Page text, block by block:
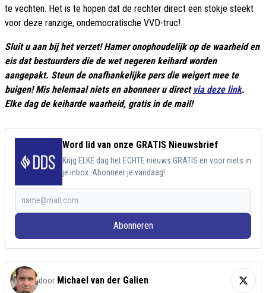
te vechten. Het is te hopen dat de rechter direct een stokje steekt
voor deze ranzige, ondemocratische VVD-truc!
Sluit u aan bij het verzet! Hamer onophoudelijk op de waarheid en
eis dat bestuurders die de wet negeren keihard worden
aangepakt. Steun de onafhankelijke pers die weigert mee te
buigen! Mis helemaal niets en abonneer u direct via deze link.
Elke dag de keiharde waarheid, gratis in de mail!
Word lid van onze GRATIS Nieuwsbrief
Krijg ELKE dag het ECHTE nieuws GRATIS en voor niets in
je inbox. Abonneer je vandaag!
Abonneren
door Michael van der Galien